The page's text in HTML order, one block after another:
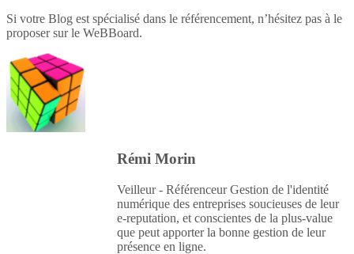
Si votre Blog est spécialisé dans le référencement, n’hésitez pas à le
proposer sur le WeBBoard.
Rémi Morin
Veilleur - Référenceur Gestion de l'identité
numérique des entreprises soucieuses de leur
e-reputation, et conscientes de la plus-value
que peut apporter la bonne gestion de leur
présence en ligne.